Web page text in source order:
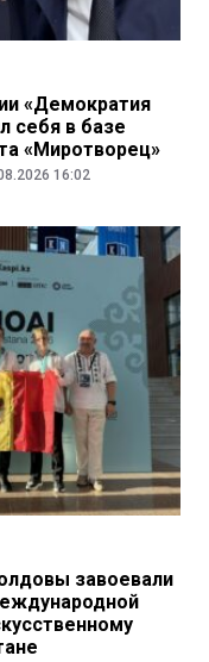
«Демократия
себя в базе
«Миротворец»
16:02
завоевали